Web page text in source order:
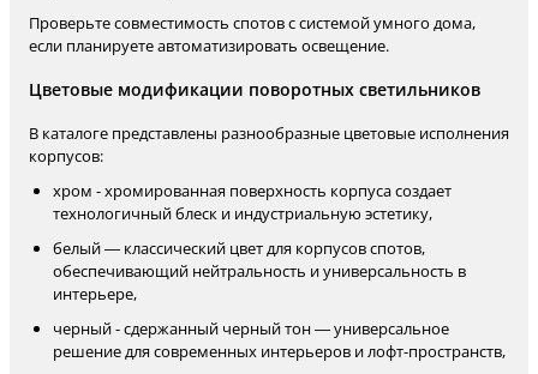
Проверьте совместимость спотов с системой умного дома,
если планируете автоматизировать освещение.
Цветовые модификации поворотных светильников
В каталоге представлены разнообразные цветовые исполнения
корпусов:
хром - хромированная поверхность корпуса создает
технологичный блеск и индустриальную эстетику,
белый — классический цвет для корпусов спотов,
обеспечивающий нейтральность и универсальность в
интерьере,
черный - сдержанный черный тон — универсальное
решение для современных интерьеров и лофт-пространств,